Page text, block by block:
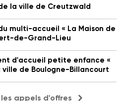
la ville de Creutzwald
multi-accueil « La Maison de
de-Grand-Lieu
d'accueil petite enfance «
ville de Boulogne-Billancourt
appels d'offres